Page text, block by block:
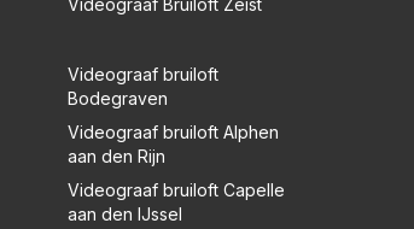
Videograaf bruiloft
Bodegraven
Videograaf bruiloft Alphen
aan den Rijn
Videograaf bruiloft Capelle
aan den IJssel